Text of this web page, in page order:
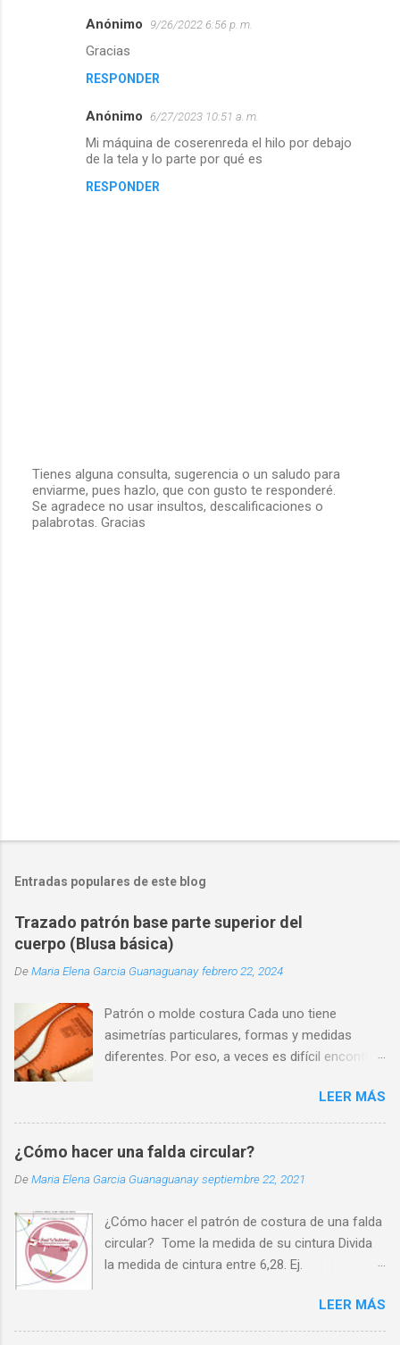
Anónimo 9/26/2022 6:56 p. m.
Gracias
RESPONDER
Anónimo 6/27/2023 10:51 a. m.
Mi máquina de coserenreda el hilo por debajo
de la tela y lo parte por qué es
RESPONDER
P
u
b
Tienes alguna consulta, sugerencia o un saludo para
enviarme, pues hazlo, que con gusto te responderé.
Se agradece no usar insultos, descalificaciones o
palabrotas. Gracias
Entradas populares de este blog
Trazado patrón base parte superior del
cuerpo (Blusa básica)
DeMaria Elena Garcia Guanaguanay febrero 22, 2024
Patrón o molde costura Cada uno tiene
asimetrías particulares, formas y medidas
diferentes. Por eso, a veces es difícil encontrar
nuestra silueta y que nos haga sentir cómodos
y seguros.
LEER MÁS
¿Cómo hacer una falda circular?
DeMaria Elena Garcia Guanaguanay septiembre 22, 2021
¿Cómo hacer el patrón de costura de una falda
circular? Tome la medida de su cintura Divida
la medida de cintura entre 6,28. Ej.
Sobre un pliego de papel, fije en una esquina el
cordón y a 11cm el lápiz (11 es el resultado de
LEER MÁS